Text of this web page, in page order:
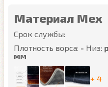
Материал Мех
Срок службы:
Плотность ворса: - Низ:
мм
+ 4